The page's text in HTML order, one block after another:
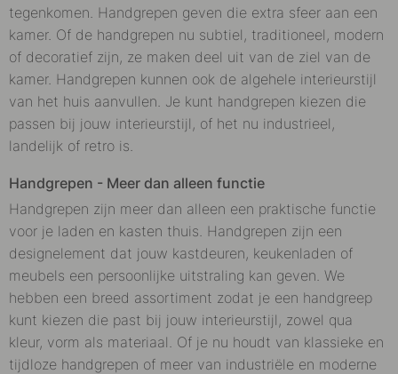
tegenkomen. Handgrepen geven die extra sfeer aan een
kamer. Of de handgrepen nu subtiel, traditioneel, modern
of decoratief zijn, ze maken deel uit van de ziel van de
kamer. Handgrepen kunnen ook de algehele interieurstijl
van het huis aanvullen. Je kunt handgrepen kiezen die
passen bij jouw interieurstijl, of het nu industrieel,
landelijk of retro is.
Handgrepen - Meer dan alleen functie
Handgrepen zijn meer dan alleen een praktische functie
voor je laden en kasten thuis. Handgrepen zijn een
designelement dat jouw kastdeuren, keukenladen of
meubels een persoonlijke uitstraling kan geven. We
hebben een breed assortiment zodat je een handgreep
kunt kiezen die past bij jouw interieurstijl, zowel qua
kleur, vorm als materiaal. Of je nu houdt van klassieke en
tijdloze handgrepen of meer van industriële en moderne